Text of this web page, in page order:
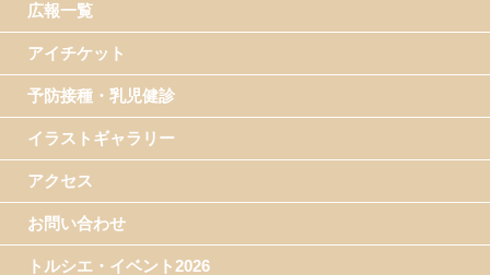
広報一覧
アイチケット
予防接種・乳児健診
イラストギャラリー
アクセス
お問い合わせ
トルシエ・イベント2026